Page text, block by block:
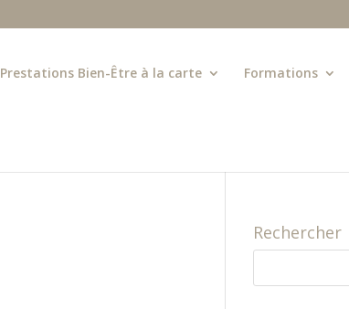
Prestations Bien-Être à la carte Formations
Rechercher